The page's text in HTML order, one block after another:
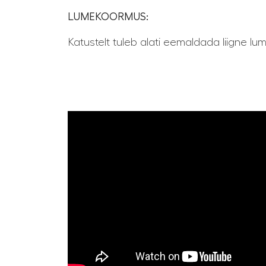
LUMEKOORMUS:
Katustelt tuleb alati eemaldada liigne